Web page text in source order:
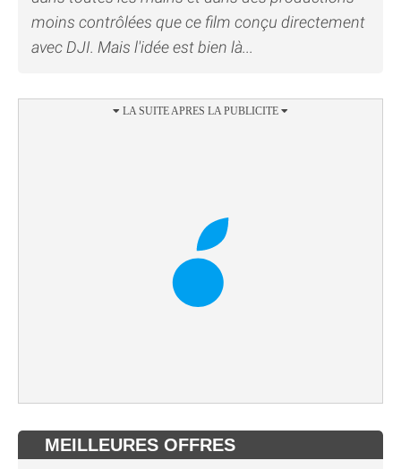
moins contrôlées que ce film conçu directement
avec DJI. Mais l'idée est bien là...
MEILLEURES OFFRES